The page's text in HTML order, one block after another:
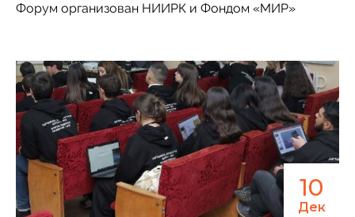
Форум организован НИИРК и Фондом «МИР»
10
Дек